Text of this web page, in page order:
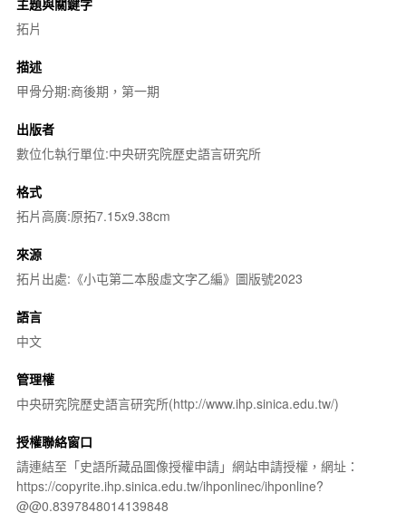
拓片
描述
甲骨分期:商後期，第一期
出版者
數位化執行單位:中央研究院歷史語言研究所
格式
拓片高廣:原拓7.15x9.38cm
來源
拓片出處:《小屯第二本殷虛文字乙編》圖版號2023
語言
中文
管理權
中央研究院歷史語言研究所(http://www.ihp.sinica.edu.tw/)
授權聯絡窗口
請連結至「史語所藏品圖像授權申請」網站申請授權，網址：
https://copyrite.ihp.sinica.edu.tw/ihponlinec/ihponline?
@@0.8397848014139848